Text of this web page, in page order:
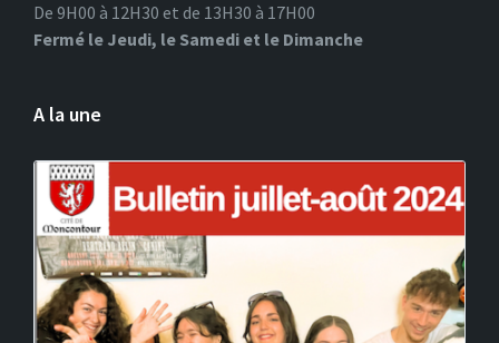
De 9H00 à 12H30 et de 13H30 à 17H00
Fermé le Jeudi, le Samedi et le Dimanche
A la une